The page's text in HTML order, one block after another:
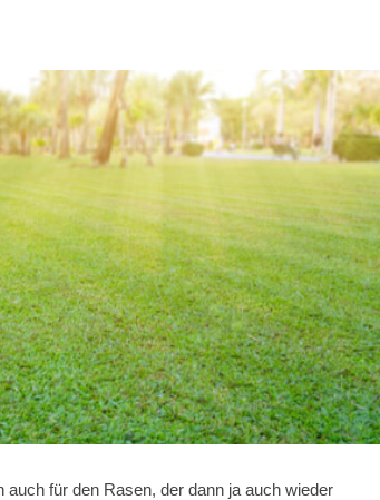
für den Rasen, der dann ja auch wieder